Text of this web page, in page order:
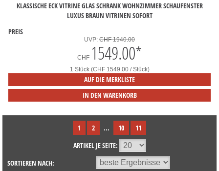
KLASSISCHE ECK VITRINE GLAS SCHRANK WOHNZIMMER SCHAUFENSTER
LUXUS BRAUN VITRINEN SOFORT
PREIS
UVP: CHF 1940.00
CHF 1549.00*
1 Stück (CHF 1549.00 / Stück)
AUF DIE MERKLISTE
IN DEN WARENKORB
1 2 ... 10
11
ARTIKEL JE SEITE:
SORTIEREN NACH: